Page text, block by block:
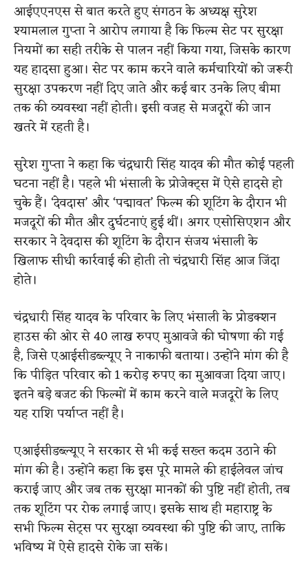
आईएएनएस से बात करते हुए संगठन के अध्यक्ष सुरेश
श्यामलाल गुप्ता ने आरोप लगाया है कि फिल्म सेट पर सुरक्षा
नियमों का सही तरीके से पालन नहीं किया गया, जिसके कारण
यह हादसा हुआ। सेट पर काम करने वाले कर्मचारियों को जरूरी
सुरक्षा उपकरण नहीं दिए जाते और कई बार उनके लिए बीमा
तक की व्यवस्था नहीं होती। इसी वजह से मजदूरों की जान
खतरे में रहती है।
सुरेश गुप्ता ने कहा कि चंद्रधारी सिंह यादव की मौत कोई पहली
घटना नहीं है। पहले भी भंसाली के प्रोजेक्ट्स में ऐसे हादसे हो
चुके हैं। ‘देवदास’ और ‘पद्मावत’ फिल्म की शूटिंग के दौरान भी
मजदूरों की मौत और दुर्घटनाएं हुई थीं। अगर एसोसिएशन और
सरकार ने देवदास की शूटिंग के दौरान संजय भंसाली के
खिलाफ सीधी कार्रवाई की होती तो चंद्रधारी सिंह आज जिंदा
होते।
चंद्रधारी सिंह यादव के परिवार के लिए भंसाली के प्रोडक्शन
हाउस की ओर से 40 लाख रुपए मुआवजे की घोषणा की गई
है, जिसे एआईसीडब्ल्यूए ने नाकाफी बताया। उन्होंने मांग की है
कि पीड़ित परिवार को 1 करोड़ रुपए का मुआवजा दिया जाए।
इतने बड़े बजट की फिल्मों में काम करने वाले मजदूरों के लिए
यह राशि पर्याप्त नहीं है।
एआईसीडब्ल्यूए ने सरकार से भी कई सख्त कदम उठाने की
मांग की है। उन्होंने कहा कि इस पूरे मामले की हाईलेवल जांच
कराई जाए और जब तक सुरक्षा मानकों की पुष्टि नहीं होती, तब
तक शूटिंग पर रोक लगाई जाए। इसके साथ ही महाराष्ट्र के
सभी फिल्म सेट्स पर सुरक्षा व्यवस्था की पुष्टि की जाए, ताकि
भविष्य में ऐसे हादसे रोके जा सकें।